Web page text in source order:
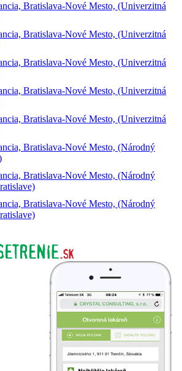
Bratislava-Nové Mesto, (Univerzitná
Bratislava-Nové Mesto, (Univerzitná
Bratislava-Nové Mesto, (Univerzitná
Bratislava-Nové Mesto, (Univerzitná
Bratislava-Nové Mesto, (Univerzitná
Bratislava-Nové Mesto, (Národný
Bratislava-Nové Mesto, (Národný
Bratislava-Nové Mesto, (Národný